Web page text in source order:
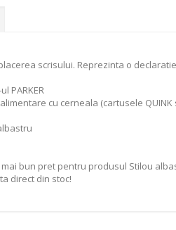
scrisului. Reprezinta o
PARKER
cu cerneala (cartusele
bun pret pentru produsul Stilou
direct din stoc!